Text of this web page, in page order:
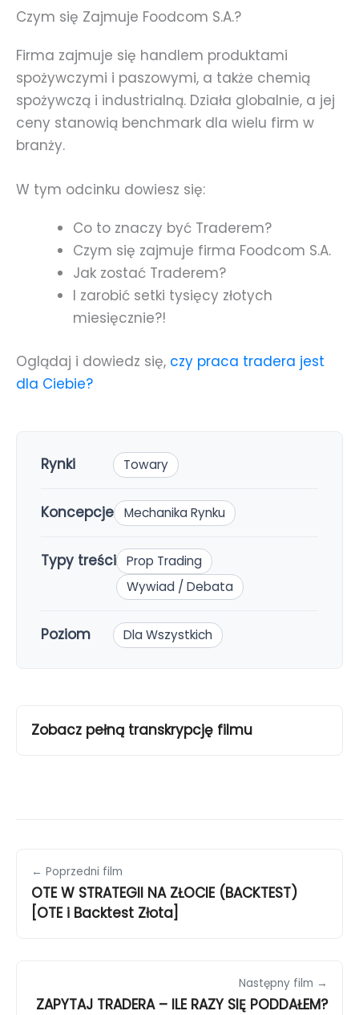
Czym się Zajmuje Foodcom S.A.?
Firma zajmuje się handlem produktami
spożywczymi i paszowymi, a także chemią
spożywczą i industrialną. Działa globalnie, a jej
ceny stanowią benchmark dla wielu firm w
branży.
W tym odcinku dowiesz się:
Co to znaczy być Traderem?
Czym się zajmuje firma Foodcom S.A.
Jak zostać Traderem?
I zarobić setki tysięcy złotych
miesięcznie?!
Oglądaj i dowiedz się, czy praca tradera jest
dla Ciebie?
Rynki Towary
Koncepcje Mechanika Rynku
Typy treści
Prop Trading
Wywiad / Debata
Poziom Dla Wszystkich
Zobacz pełną transkrypcję filmu
← Poprzedni film
OTE W STRATEGII NA ZŁOCIE (BACKTEST)
[OTE i Backtest Złota]
Następny film →
ZAPYTAJ TRADERA – ILE RAZY SIĘ PODDAŁEM?